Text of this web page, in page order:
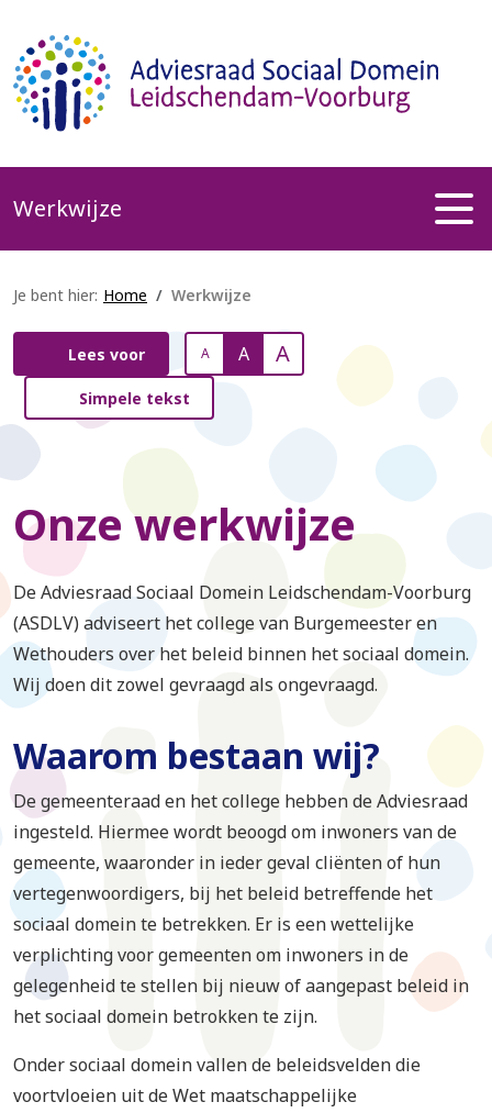
Werkwijze
Je bent hier: Home Werkwijze
Lees voor A A A
Simpele tekst
Onze werkwijze
De Adviesraad Sociaal Domein Leidschendam-Voorburg
(ASDLV) adviseert het college van Burgemeester en
Wethouders over het beleid binnen het sociaal domein.
Wij doen dit zowel gevraagd als ongevraagd.
Waarom bestaan wij?
De gemeenteraad en het college hebben de Adviesraad
ingesteld. Hiermee wordt beoogd om inwoners van de
gemeente, waaronder in ieder geval cliënten of hun
vertegenwoordigers, bij het beleid betreffende het
sociaal domein te betrekken. Er is een wettelijke
verplichting voor gemeenten om inwoners in de
gelegenheid te stellen bij nieuw of aangepast beleid in
het sociaal domein betrokken te zijn.
Onder sociaal domein vallen de beleidsvelden die
voortvloeien uit de Wet maatschappelijke